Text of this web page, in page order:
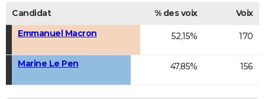
Candidat % des voix
Voix
Emmanuel Macron
52,15% 170
Marine Le Pen 47,85% 156